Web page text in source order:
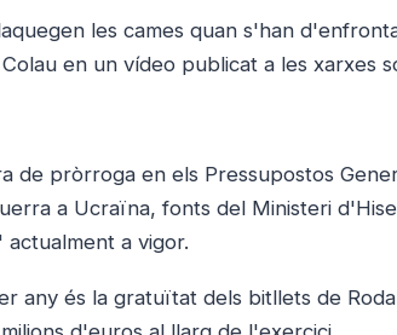
les cames quan s'han
en un vídeo publicat a les xarxes
de pròrroga en els Pressupostos
a Ucraïna, fonts del Ministeri
a vigor.
any és la gratuïtat dels bitllets de